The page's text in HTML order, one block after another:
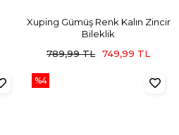
Xuping Gümüş Renk Kalın Zincir
Bileklik
789,99 TL
749,99 TL
%4